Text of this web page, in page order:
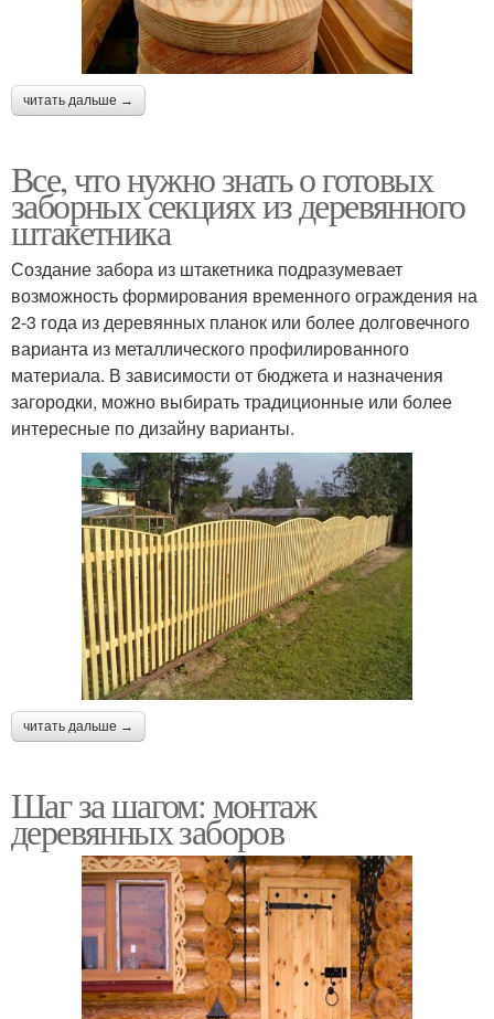
читать дальше →
Все, что нужно знать о готовых
заборных секциях из деревянного
штакетника
Создание забора из штакетника подразумевает
возможность формирования временного ограждения на
2-3 года из деревянных планок или более долговечного
варианта из металлического профилированного
материала. В зависимости от бюджета и назначения
загородки, можно выбирать традиционные или более
интересные по дизайну варианты.
читать дальше →
Шаг за шагом: монтаж
деревянных заборов